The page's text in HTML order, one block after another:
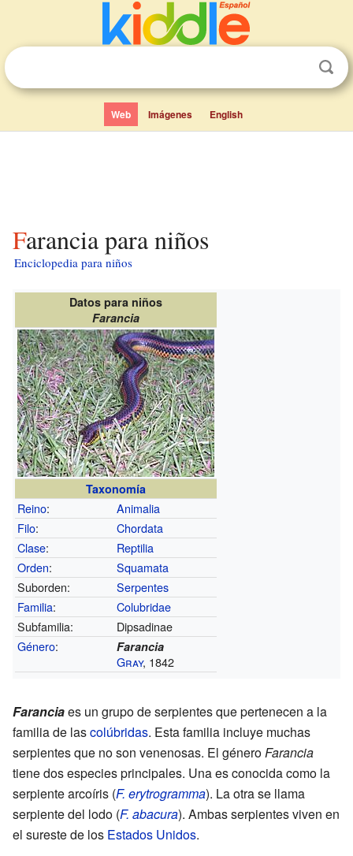
Web Imágenes English
Farancia para niños
Enciclopedia para niños
Datos para niños
Farancia
Taxonomía
Reino:
Animalia
Filo:
Chordata
Clase:
Reptilia
Orden:
Squamata
Suborden:
Serpentes
Familia:
Colubridae
Subfamilia:
Dipsadinae
Género: Farancia
Gray, 1842
Faranciaes un grupo de serpientes que pertenecen a la
familia de lascolúbridas. Esta familia incluye muchas
serpientes que no son venenosas. El géneroFarancia
tiene dos especies principales. Una es conocida como la
serpiente arcoíris (F. erytrogramma). La otra se llama
serpiente del lodo (F. abacura). Ambas serpientes viven en
el sureste de los Estados Unidos.